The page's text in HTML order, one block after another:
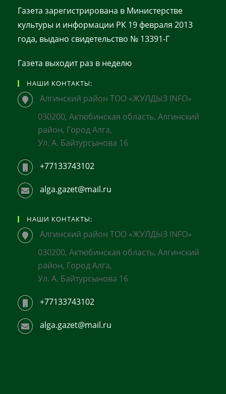
Газета зарегистрирована в Министерстве
культуры и информации РК 19 февраля 2013
года, выдано свидетельство № 13391-Г
Газета выходит раз в неделю
НАШИ КОНТАКТЫ:
Алгинский район ТОО «ЖУЛДЫЗ INFO»
030200, Актюбинская область, Алгинский
район, Город Алга,
Ул. А. Байтурсынова 16
+77133743102
alga.gazet@mail.ru
НАШИ КОНТАКТЫ:
Алгинский район ТОО «ЖУЛДЫЗ INFO»
030200, Актюбинская область, Алгинский
район, Город Алга,
Ул. А. Байтурсынова 16
+77133743102
alga.gazet@mail.ru